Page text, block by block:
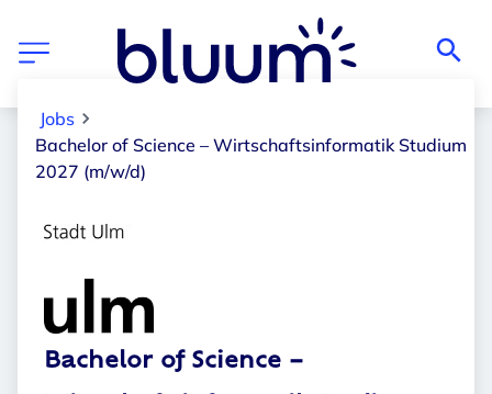
Jobs
Bachelor of Science – Wirtschaftsinformatik Studium
2027 (m/w/d)
Bachelor of Science –